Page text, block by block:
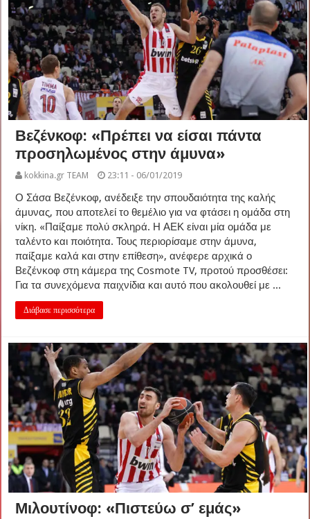
Βεζένκοφ: «Πρέπει να είσαι πάντα
προσηλωμένος στην άμυνα»
kokkina.gr TEAM 23:11 - 06/01/2019
Ο Σάσα Βεζένκοφ, ανέδειξε την σπουδαιότητα της καλής
άμυνας, που αποτελεί το θεμέλιο για να φτάσει η ομάδα στη
νίκη. «Παίξαμε πολύ σκληρά. Η ΑΕΚ είναι μία ομάδα με
ταλέντο και ποιότητα. Τους περιορίσαμε στην άμυνα,
παίξαμε καλά και στην επίθεση», ανέφερε αρχικά ο
Βεζένκοφ στη κάμερα της Cosmote TV, προτού προσθέσει:
Για τα συνεχόμενα παιχνίδια και αυτό που ακολουθεί με ...
Διάβασε περισσότερα
Μιλουτίνοφ: «Πιστεύω σ’ εμάς»